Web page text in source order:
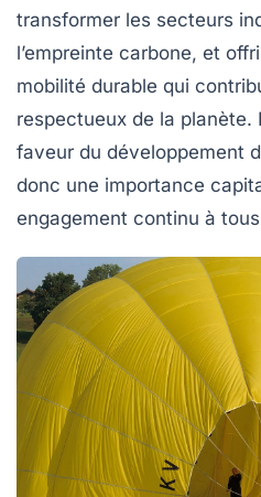
transformer les secteurs
l’empreinte carbone, et
mobilité durable qui
respectueux de la
faveur du développement
donc une importance
engagement continu à